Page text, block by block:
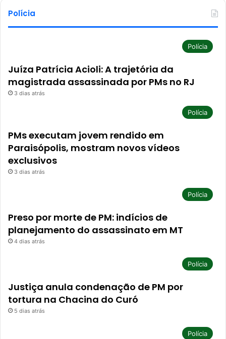
Polícia
Polícia
Juíza Patrícia Acioli: A trajetória da
magistrada assassinada por PMs no RJ
3 dias atrás
Polícia
PMs executam jovem rendido em
Paraisópolis, mostram novos vídeos
exclusivos
3 dias atrás
Polícia
Preso por morte de PM: indícios de
planejamento do assassinato em MT
4 dias atrás
Polícia
Justiça anula condenação de PM por
tortura na Chacina do Curó
5 dias atrás
Polícia